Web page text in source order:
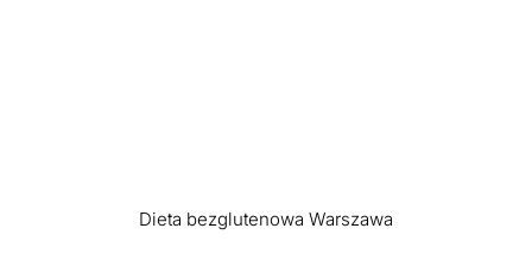
Dieta bezglutenowa Warszawa